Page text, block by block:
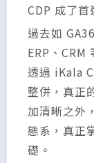
CDP 成了首
過去如
ERP、CRM
透過 iKala
整併，真正
加清晰之外
態系，真正
礎。